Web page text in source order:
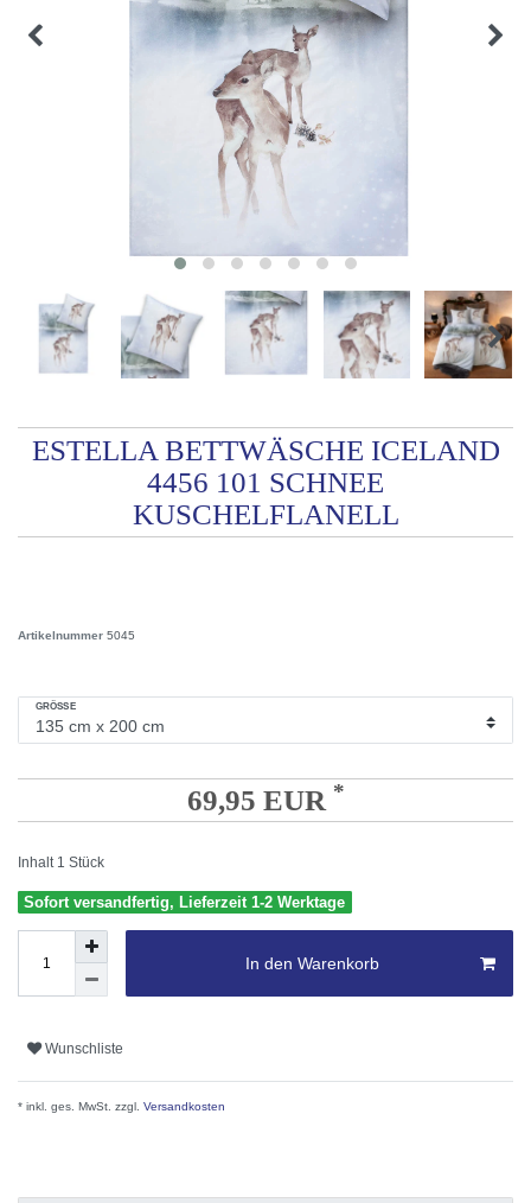
ESTELLA BETTWÄSCHE ICELAND
4456 101 SCHNEE
KUSCHELFLANELL
Artikelnummer 5045
GRÖSSE
69,95 EUR *
Inhalt 1 Stück
Sofort versandfertig, Lieferzeit 1-2 Werktage
In den Warenkorb
Wunschliste
* inkl. ges. MwSt. zzgl. Versandkosten